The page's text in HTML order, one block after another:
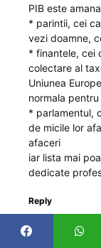
PIB este
* parintii, cei
vezi doamne,
* finantele, cei
colectare al
Uniunea
normala
* parlamentul,
de micile lor
afaceri
iar lista mai
dedicate
Reply